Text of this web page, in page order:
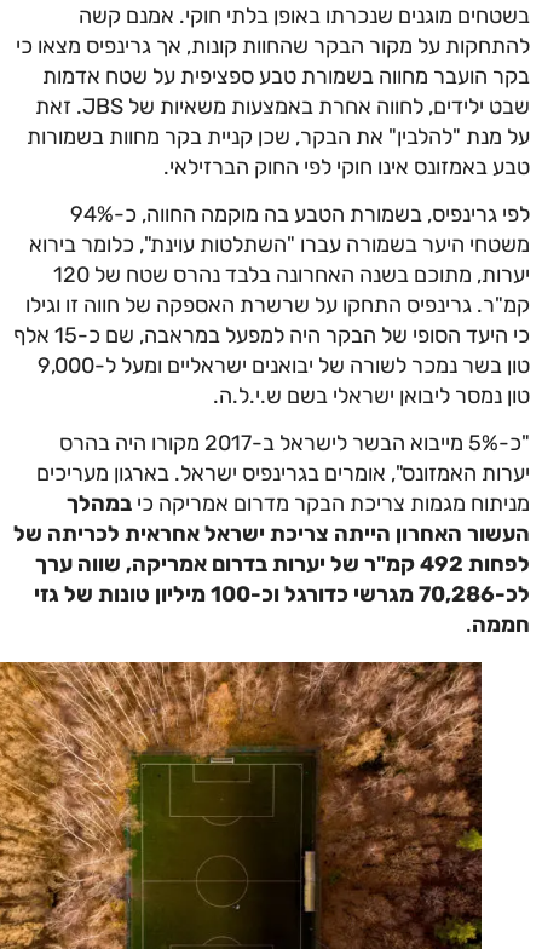
מוגנים שנכרתו באופן בלתי חוקי. אמנם קשה
על מקור הבקר שהחוות קונות, אך גרינפיס מצאו כי
הועבר מחווה בשמורת טבע ספציפית על שטח אדמות
שבט ילידים, לחווה אחרת באמצעות משאיות של JBS. זאת
"להלבין" את הבקר, שכן קניית בקר מחוות בשמורות
באמזונס אינו חוקי לפי החוק הברזילאי.
לפי גרינפיס, בשמורת הטבע בה מוקמה החווה, כ-94%
היער בשמורה עברו "השתלטות עוינת", כלומר בירוא
יערות, מתוכם בשנה האחרונה בלבד נהרס שטח של 120
גרינפיס התחקו על שרשרת האספקה של חווה זו וגילו
כי היעד הסופי של הבקר היה למפעל במראבה, שם כ-15 אלף
טון בשר נמכר לשורה של יבואנים ישראליים ומעל ל-9,000
נמסר ליבואן ישראלי בשם ש.י.ל.ה.
"כ-5% מייבוא הבשר לישראל ב-2017 מקורו היה בהרס
האמזונס", אומרים בגרינפיס ישראל. בארגון מעריכים
מגמות צריכת הבקר מדרום אמריקה כיבמהלך
האחרון הייתה צריכת ישראל אחראית לכריתה של
לפחות 492 קמ"ר של יערות בדרום אמריקה, שווה ערך
לכ-70,286 מגרשי כדורגל וכ-100 מיליון טונות של גזי
.